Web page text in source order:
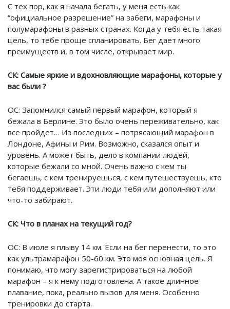
С тех пор, как я начала бегать, у меня есть как
“официальное разрешение” на забеги, марафоны и
полумарафоны в разных странах. Когда у тебя есть такая
цель, то тебе проще спланировать. Бег дает много
преимуществ и, в том числе, открывает мир.
СК: Самые яркие и вдохновляющие марафоны, которые у
вас были ?
ОС: Запомнился самый первый марафон, который я
бежала в Берлине. Это было очень переживательно, как
все пройдет… Из последних – потрясающий марафон в
Лондоне, Афины и Рим. Возможно, сказался опыт и
уровень. А может быть, дело в компании людей,
которые бежали со мной. Очень важно с кем ты
бегаешь, с кем тренируешься, с кем путешествуешь, кто
тебя поддерживает. Эти люди тебя или дополняют или
что-то забирают.
СК: Что в планах на текущий год?
ОС: В июле я плыву 14 км. Если на бег перенести, то это
как ультрамарафон 50-60 км. Это моя основная цель. Я
понимаю, что могу зарегистрироваться на любой
марафон – я к нему подготовлена. А такое длинное
плавание, пока, реально вызов для меня. Особенно
тренировки до старта.